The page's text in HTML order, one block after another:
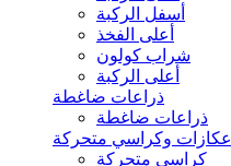
أسفل الركبة
أعلى الفخذ
شراب كولون
أعلى الركبة
ذراعات ضاغطة
ذراعات ضاغطة
عكازات وكراسي متحركة
كراسي متحركة